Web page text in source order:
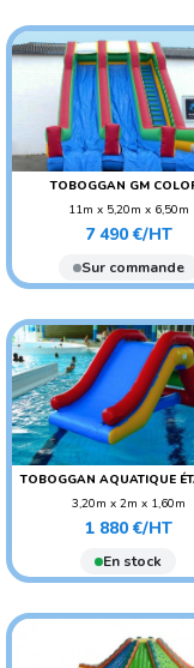
TOBOGGAN GM
11m x 5,20m x 6,50m
POIDS : 450 KG
AGE CONSEILLÉ :
ADO/ADULTE
Prix
7 490 €/HT
Sur commande
TOBOGGAN AQUATIQUE
3,20m x 2m x 1,60m
POIDS : 53 KG
AGE CONSEILLÉ :
Prix
1 880 €/HT
En stock